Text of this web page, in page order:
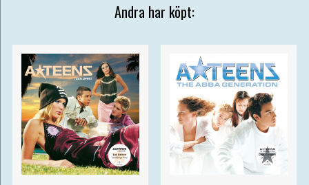
Andra har köpt: